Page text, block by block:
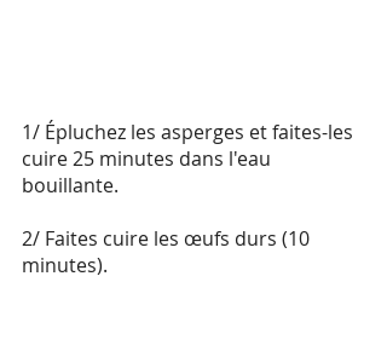
1/ Épluchez les asperges et faites-les
cuire 25 minutes dans l'eau
bouillante.
2/ Faites cuire les œufs durs (10
minutes).